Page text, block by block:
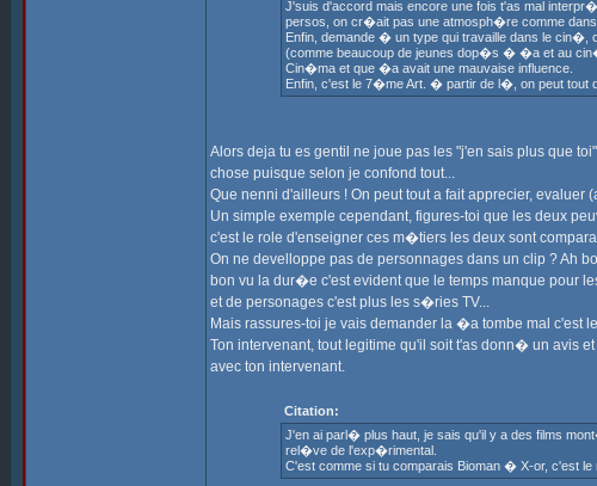
J'suis d'accord mais encore une fois t'as mal
persos, on cr�ait pas une atmosph�re comme dans
Enfin, demande � un type qui travaille dans le
(comme beaucoup de jeunes dop�s � �a et au
Cin�ma et que �a avait une mauvaise influence.
Enfin, c'est le 7�me Art. � partir de l�, on peut tout
Alors deja tu es gentil ne joue pas les "j'en sais plus que
chose puisque selon je confond tout...
Que nenni d'ailleurs ! On peut tout a fait apprecier, evaluer
Un simple exemple cependant, figures-toi que les deux
c'est le role d'enseigner ces m�tiers les deux sont
On ne develloppe pas de personnages dans un clip ? Ah
bon vu la dur�e c'est evident que le temps manque pour
et de personages c'est plus les s�ries TV...
Mais rassures-toi je vais demander la �a tombe mal c'est
Ton intervenant, tout legitime qu'il soit t'as donn� un avis
avec ton intervenant.
Citation:
J'en ai parl� plus haut, je sais qu'il y a des films
rel�ve de l'exp�rimental.
C'est comme si tu comparais Bioman � X-or, c'est